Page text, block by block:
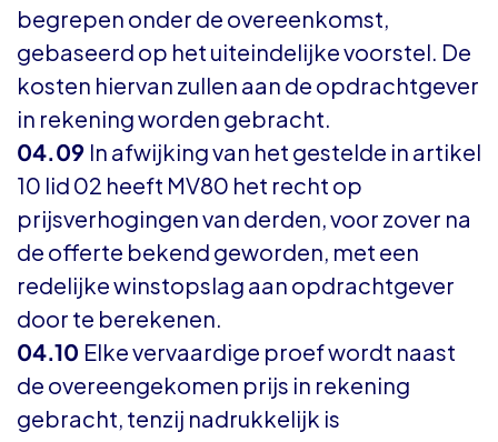
begrepen onder de overeenkomst,
gebaseerd op het uiteindelijke voorstel. De
kosten hiervan zullen aan de opdrachtgever
in rekening worden gebracht.
04.09 In afwijking van het gestelde in artikel
10 lid 02 heeft MV80 het recht op
prijsverhogingen van derden, voor zover na
de offerte bekend geworden, met een
redelijke winstopslag aan opdrachtgever
door te berekenen.
04.10 Elke vervaardige proef wordt naast
de overeengekomen prijs in rekening
gebracht, tenzij nadrukkelijk is